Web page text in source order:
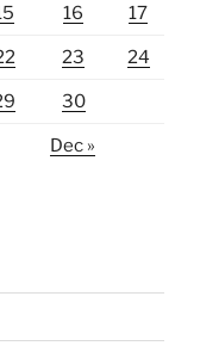
16 17
23 24
30
Dec »